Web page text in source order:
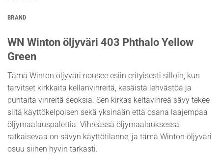
BRAND
WN Winton öljyväri 403 Phthalo Yellow
Green
Tämä Winton öljyväri nousee esiin erityisesti silloin, kun
tarvitset kirkkaita kellanvihreitä, kesäistä lehvästöä ja
puhtaita vihreitä seoksia. Sen kirkas keltavihreä sävy tekee
siitä käyttökelpoisen sekä yksinään että osana laajempaa
öljymaalauspalettia. Vihreässä öljymaalauksessa
ratkaisevaa on sävyn käyttötilanne, ja tämä Winton öljyväri
osuu siihen hyvin tarkasti.